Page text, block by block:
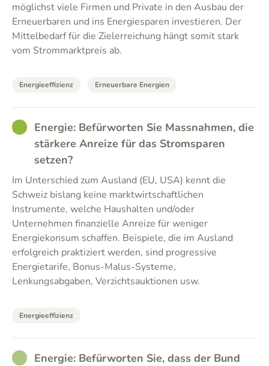
möglichst viele Firmen und Private in den Ausbau der
Erneuerbaren und ins Energiesparen investieren. Der
Mittelbedarf für die Zielerreichung hängt somit stark
vom Strommarktpreis ab.
Energieeffizienz Erneuerbare Energien
GOODEnergie: Befürworten Sie Massnahmen, die
stärkere Anreize für das Stromsparen
setzen?
Im Unterschied zum Ausland (EU, USA) kennt die
Schweiz bislang keine marktwirtschaftlichen
Instrumente, welche Haushalten und/oder
Unternehmen finanzielle Anreize für weniger
Energiekonsum schaffen. Beispiele, die im Ausland
erfolgreich praktiziert werden, sind progressive
Energietarife, Bonus-Malus-Systeme,
Lenkungsabgaben, Verzichtsauktionen usw.
Energieeffizienz
RATHER_GOOD
Energie: Befürworten Sie, dass der Bund